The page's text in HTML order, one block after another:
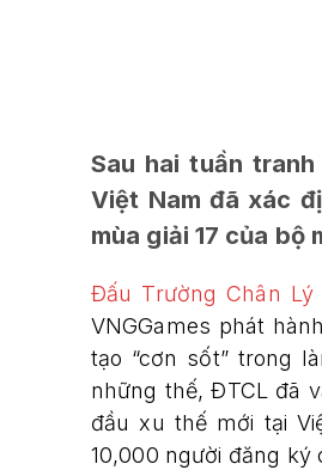
Sau hai tuần
Việt Nam đã xác
mùa giải 17 của bộ
Đấu Trường Chân Lý
VNGGames phát
tạo “cơn sốt” trong
những thế, ĐTCL đã
đầu xu thế mới tại
10,000 người đăng